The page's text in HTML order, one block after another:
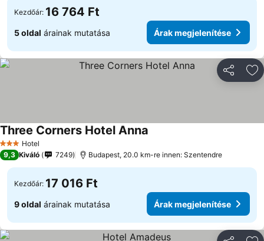
Kezdőár: 16 764 Ft
5 oldal árainak mutatása Árak megjelenítése
3 Kategória
Hotel
Three Corners Hotel Anna
9,3 Kiváló 7249 Budapest, 20.0 km-re innen: Szentendre
Kezdőár: 17 016 Ft
9 oldal árainak mutatása Árak megjelenítése